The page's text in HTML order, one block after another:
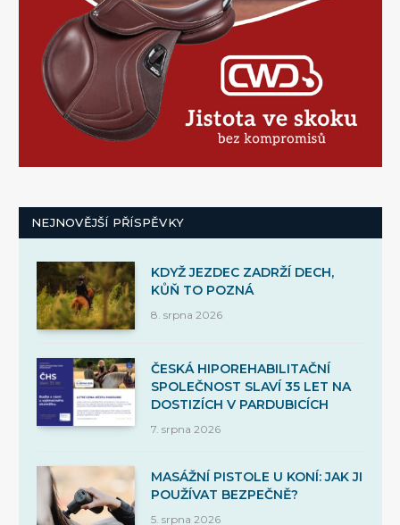
NEJNOVĚJŠÍ PŘÍSPĚVKY
KDYŽ JEZDEC ZADRŽÍ DECH,
KŮŇ TO POZNÁ
8. srpna 2026
ČESKÁ HIPOREHABILITAČNÍ
SPOLEČNOST SLAVÍ 35 LET NA
DOSTIZÍCH V PARDUBICÍCH
7. srpna 2026
MASÁŽNÍ PISTOLE U KONÍ: JAK JI
POUŽÍVAT BEZPEČNĚ?
5. srpna 2026